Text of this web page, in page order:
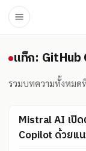
แท็ก:
แท็ก: GitHub
รวมบทความทั้งหมด
Mistral AI เปิ
Copilot ด้วยแ